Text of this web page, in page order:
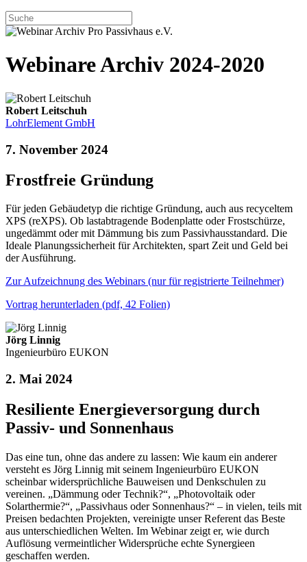
Webinare Archiv 2024-2020
Robert Leitschuh
LohrElement GmbH
7. November 2024
Frostfreie Gründung
Für jeden Gebäudetyp die richtige Gründung, auch aus recyceltem
XPS (reXPS). Ob lastabtragende Bodenplatte oder Frostschürze,
ungedämmt oder mit Dämmung bis zum Passivhausstandard. Die
Ideale Planungssicherheit für Architekten, spart Zeit und Geld bei
der Ausführung.
Zur Aufzeichnung des Webinars (nur für registrierte Teilnehmer)
Vortrag herunterladen (pdf, 42 Folien)
Jörg Linnig
Ingenieurbüro EUKON
2. Mai 2024
Resiliente Energieversorgung durch
Passiv- und Sonnenhaus
Das eine tun, ohne das andere zu lassen: Wie kaum ein anderer
versteht es Jörg Linnig mit seinem Ingenieurbüro EUKON
scheinbar widersprüchliche Bauweisen und Denkschulen zu
vereinen. „Dämmung oder Technik?“, „Photovoltaik oder
Solarthermie?“, „Passivhaus oder Sonnenhaus?“ – in vielen, teils mit
Preisen bedachten Projekten, vereinigte unser Referent das Beste
aus unterschiedlichen Welten. Im Webinar zeigt er, wie durch
Auflösung vermeintlicher Widersprüche echte Synergieen
geschaffen werden.